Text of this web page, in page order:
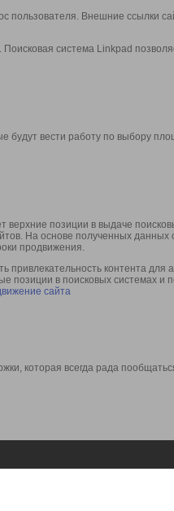
Внешние ссылки
система Linkpad
вести работу по выбору
верхние позиции в выдаче
На основе полученных
продвижения.
контента для
позиции в поисковых системах и
сайта
которая всегда рада